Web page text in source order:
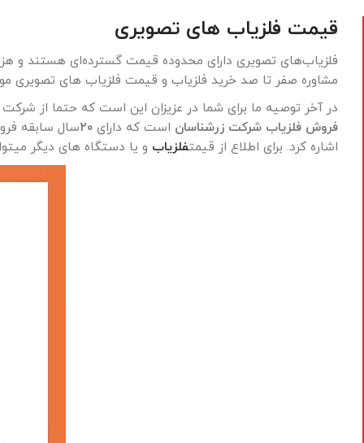
قیمت فلزیاب های تصویری
فلزیاب‌های تصویری دارای محدوده قیمت گسترده‌ای هستند و
مشاوره صفر تا صد خرید فلزیاب و قیمت فلزیاب های تصویری
در آخر توصیه ما برای شما در عزیزان این است که حتما از
فروش فلزیاب شرکت زرشناسان است که دارای ۲۰سال سابقه
اشاره کرد. برای اطلاع از قیمتفلزیاب و یا دستگاه های دیگر